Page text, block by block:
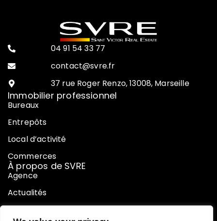
04 91 54 33 77
contact@svre.fr
37 rue Roger Renzo, 13008, Marseille
Immobilier professionnel
Bureaux
Entrepôts
Local d’activité
Commerces
À propos de SVRE
Agence
Actualités